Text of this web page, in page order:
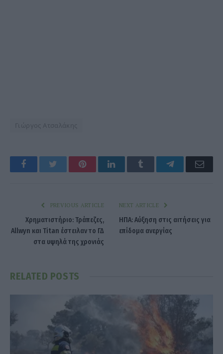
Γιώργος Ατσαλάκης
Facebook Twitter PinterestLinkedIn Tumblr Telegram
PREVIOUS ARTICLE
Χρηματιστήριο: Τράπεζες,
Allwyn και Titan έστειλαν το ΓΔ
στα υψηλά της χρονιάς
NEXT ARTICLE
ΗΠΑ: Αύξηση στις αιτήσεις για
επίδομα ανεργίας
RELATED POSTS